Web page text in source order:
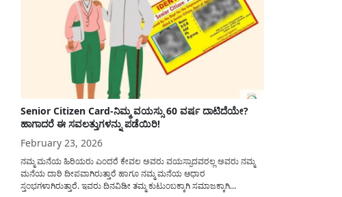
Senior Citizen Card-ನಿಮ್ಮ ವಯಸ್ಸು 60 ವರ್ಷ ದಾಟಿದೆಯೇ?
ಹಾಗಾದರೆ ಈ ಸವಲತ್ತುಗಳನ್ನು ಪಡೆಯಿರಿ!
February 23, 2026
ನಮ್ಮ ಮನೆಯ ಹಿರಿಯರು ಎಂದರೆ ಕೇವಲ ಅವರು ವಯಸ್ಸಾದವರಲ್ಲ ಅವರು ನಮ್ಮ
ಮನೆಯ ದಾರಿ ದೀಪವಾಗಿರುತ್ತಾರೆ ಹಾಗೂ ನಮ್ಮ ಮನೆಯ ಆಧಾರ
ಸ್ತಂಭಗಳಾಗಿರುತ್ತಾರೆ. ಇವರು ದಿನವಿಡೀ ತಮ್ಮ ಕುಟುಂಬಕ್ಕಾಗಿ ಸಮಾಜಕ್ಕಾಗಿ